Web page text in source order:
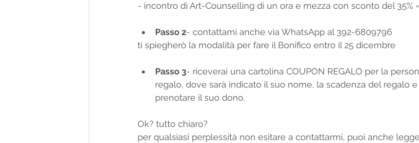
- incontro di Art-Counselling di un ora e mezza con sconto del 35%
Passo 2- contattami anche via WhatsApp al 392-6809796
ti spiegherò la modalità per fare il Bonifico entro il 25 dicembre
Passo 3- riceverai una cartolina COUPON REGALO per la
regalo, dove sarà indicato il suo nome, la scadenza del regalo
prenotare il suo dono.
Ok? tutto chiaro?
per qualsiasi perplessità non esitare a contattarmi, puoi anche